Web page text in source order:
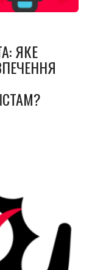
ЯКЕ